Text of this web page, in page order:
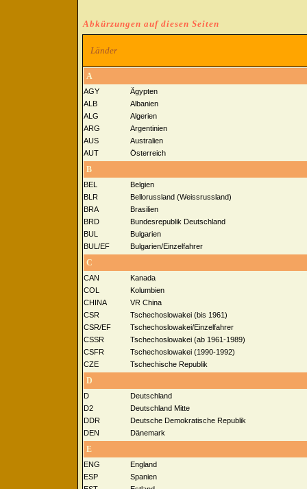
Abkürzungen auf diesen Seiten
Länder
A
AGY
Ägypten
ALB
Albanien
ALG
Algerien
ARG
Argentinien
AUS
Australien
AUT
Österreich
B
BEL
Belgien
BLR
Bellorussland (Weissrussland)
BRA
Brasilien
BRD
Bundesrepublik Deutschland
BUL
Bulgarien
BUL/EF
Bulgarien/Einzelfahrer
C
CAN
Kanada
COL
Kolumbien
CHINA
VR China
CSR
Tschechoslowakei (bis 1961)
CSR/EF
Tschechoslowakei/Einzelfahrer
CSSR
Tschechoslowakei (ab 1961-1989)
CSFR
Tschechoslowakei (1990-1992)
CZE
Tschechische Republik
D
D
Deutschland
D2
Deutschland Mitte
DDR
Deutsche Demokratische Republik
DEN
Dänemark
E
ENG
England
ESP
Spanien